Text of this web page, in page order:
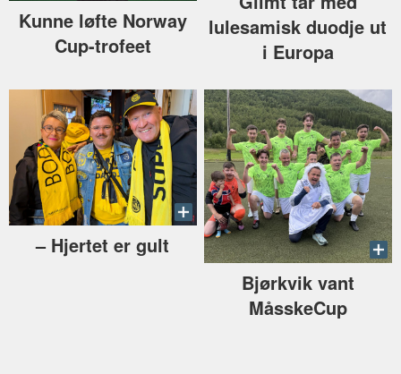
Kunne løfte Norway
Cup-trofeet
lulesamisk duodje ut
i Europa
–⁠ Hjertet er gult
Bjørkvik vant
MåsskeCup